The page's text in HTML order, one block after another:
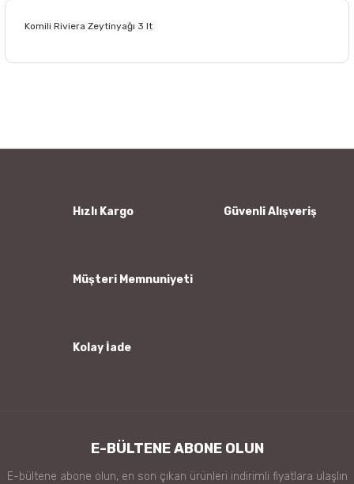
Komili Riviera Zeytinyağı 3 lt
Ürün bilgilerinde hatalar bulunuyor.
Hızlı Kargo Güvenli Alışveriş
Müşteri Memnuniyeti
Kolay İade
E-BÜLTENE ABONE OLUN
E-bültene abone olun, en son çıkan ürünleri indirimli fiyatlara ulaşlın